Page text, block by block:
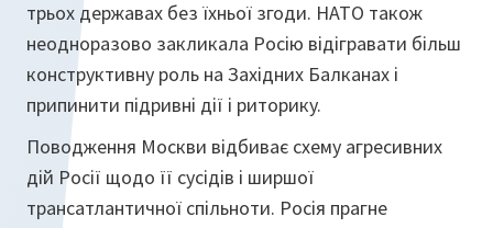
трьох державах без їхньої згоди. НАТО також
неодноразово закликала Росію відігравати більш
конструктивну роль на Західних Балканах і
припинити підривні дії і риторику.
Поводження Москви відбиває схему агресивних
дій Росії щодо її сусідів і ширшої
трансатлантичної спільноти. Росія прагне